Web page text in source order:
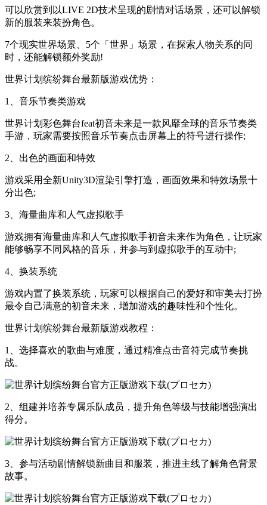
可以欣赏到以LIVE 2D技术呈现的剧情对话场景，还可以解锁
新的服装来装扮角色。
7个现实世界场景、5个「世界」场景，在探索人物关系的同
时，还能解锁额外奖励!
世界计划缤纷舞台最新版游戏优势：
1、音乐节奏类游戏
世界计划彩色舞台feat初音未来是一款风靡全球的音乐节奏类
手游，玩家需要按照音乐节奏点击屏幕上的符号进行操作;
2、出色的画面和特效
游戏采用全新Unity3D渲染引擎打造，画面效果和特效场景十
分出色;
3、海量曲库和人气虚拟歌手
游戏拥有海量曲库和人气虚拟歌手初音未来作为角色，让玩家
能够畅享不同风格的音乐，并参与到虚拟歌手的互动中;
4、换装系统
游戏内置了换装系统，玩家可以根据自己的爱好和审美去打扮
最令自己满意的初音未来，增加游戏的趣味性和个性化。
世界计划缤纷舞台最新版游戏教程：
1、选择喜欢的歌曲与难度，通过精准点击音符完成节奏挑
战。
2、组建并培养专属乐队成员，提升角色等级与技能增强演出
得分。
3、参与活动剧情解锁新曲目和服装，推进主线了解角色背景
故事。